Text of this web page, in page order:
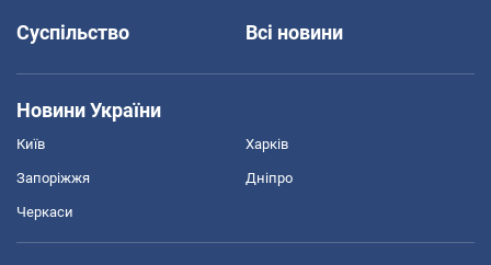
Суспільство
Всі новини
Новини України
Київ Харків
Запоріжжя Дніпро
Черкаси